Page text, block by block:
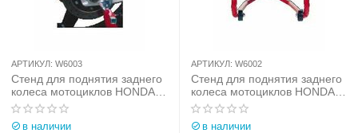
АРТИКУЛ: W6003
Стенд для поднятия заднего
колеса мотоциклов HONDA
Werther-OMA (Италия) арт.
W6003
в наличии
АРТИКУЛ: W6002
Стенд для поднятия заднего
колеса мотоциклов HONDA
Werther-OMA (Италия) арт.
W6002
в наличии